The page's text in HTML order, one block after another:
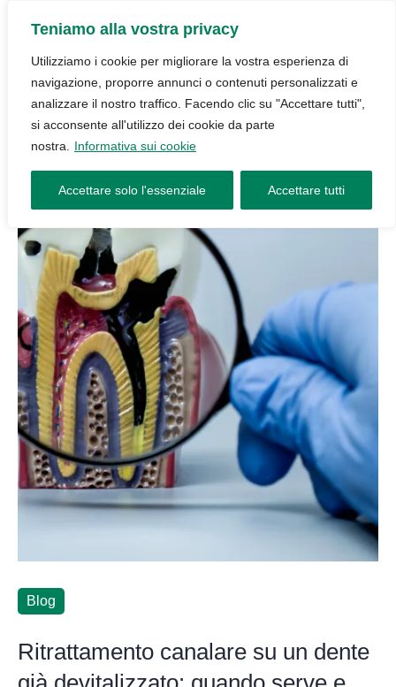
Teniamo alla vostra privacy
Utilizziamo i cookie per migliorare la vostra esperienza di
navigazione, proporre annunci o contenuti personalizzati e
analizzare il nostro traffico. Facendo clic su "Accettare tutti",
si acconsente all'utilizzo dei cookie da parte
nostra.
Informativa sui cookie
Accettare solo l'essenziale Accettare tutti
Blog
Ritrattamento canalare su un dente